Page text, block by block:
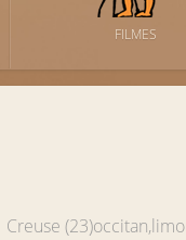
FILMES
Creuse (23)